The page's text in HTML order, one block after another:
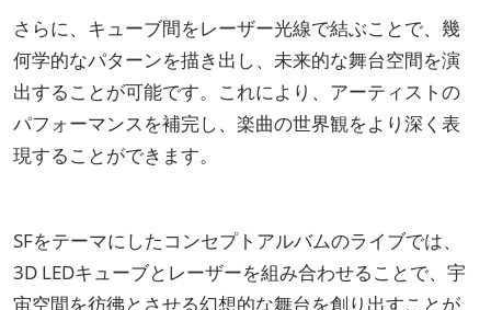
さらに、キューブ間をレーザー光線で結ぶことで、幾
何学的なパターンを描き出し、未来的な舞台空間を演
出することが可能です。これにより、アーティストの
パフォーマンスを補完し、楽曲の世界観をより深く表
現することができます。
SFをテーマにしたコンセプトアルバムのライブでは、
3D LEDキューブとレーザーを組み合わせることで、宇
宙空間を彷彿とさせる幻想的な舞台を創り出すことが